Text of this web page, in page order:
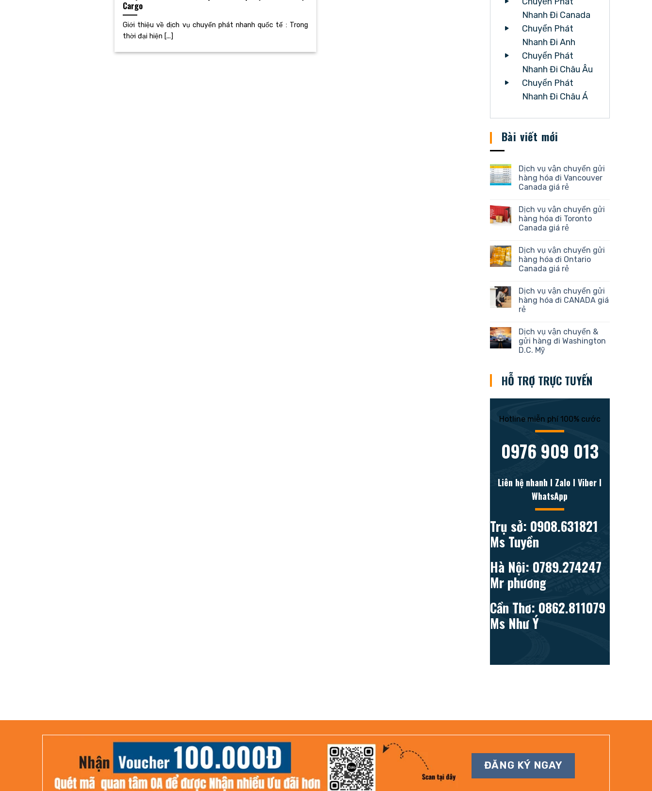
Cargo
Giới thiệu về dịch vụ chuyển phát nhanh quốc tế : Trong
thời đại hiện [...]
Nhanh Đi Canada
Chuyển Phát
Nhanh Đi Anh
Chuyển Phát
Nhanh Đi Châu Âu
Chuyển Phát
Nhanh Đi Châu Á
Bài viết mới
Dịch vụ vận chuyển gửi
hàng hóa đi Vancouver
Canada giá rẻ
Dịch vụ vận chuyển gửi
hàng hóa đi Toronto
Canada giá rẻ
Dịch vụ vận chuyển gửi
hàng hóa đi Ontario
Canada giá rẻ
Dịch vụ vận chuyển gửi
hàng hóa đi CANADA giá
rẻ
Dịch vụ vận chuyển &
gửi hàng đi Washington
D.C. Mỹ
HỖ TRỢ TRỰC TUYẾN
Hotline miễn phí 100% cước
0976 909 013
Liên hệ nhanh l Zalo l Viber l
WhatsApp
Trụ sở: 0908.631821
Ms Tuyền
Hà Nội: 0789.274247
Mr phương
Cần Thơ: 0862.811079
Ms Như Ý
ĐĂNG KÝ NGAY